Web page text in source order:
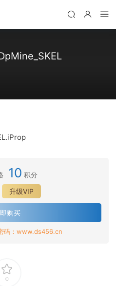
10 积分
升级VIP
购买
码：www.ds456.cn
0